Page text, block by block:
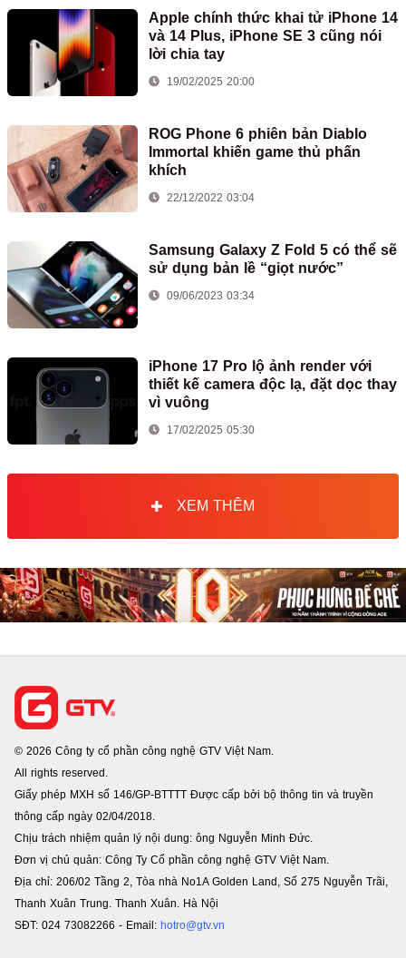
Apple chính thức khai tử iPhone 14
và 14 Plus, iPhone SE 3 cũng nói
lời chia tay
19/02/2025 20:00
ROG Phone 6 phiên bản Diablo
Immortal khiến game thủ phấn
khích
22/12/2022 03:04
Samsung Galaxy Z Fold 5 có thể sẽ
sử dụng bản lề “giọt nước”
09/06/2023 03:34
iPhone 17 Pro lộ ảnh render với
thiết kế camera độc lạ, đặt dọc thay
vì vuông
17/02/2025 05:30
XEM THÊM
© 2026 Công ty cổ phần công nghệ GTV Việt Nam.
All rights reserved.
Giấy phép MXH số 146/GP-BTTTT Được cấp bởi bộ thông tin và truyền
thông cấp ngày 02/04/2018.
Chịu trách nhiệm quản lý nội dung: ông Nguyễn Minh Đức.
Đơn vị chủ quản: Công Ty Cổ phần công nghệ GTV Việt Nam.
Địa chỉ: 206/02 Tầng 2, Tòa nhà No1A Golden Land, Số 275 Nguyễn Trãi,
Thanh Xuân Trung. Thanh Xuân. Hà Nội
SĐT: 024 73082266 - Email: hotro@gtv.vn